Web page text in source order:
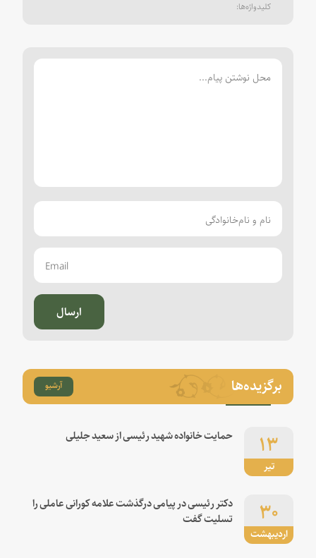
ارسال
برگزیده‌ها آرشیو
تیر
۱۳ حمایت خانواده شهید رئیسی از سعید جلیلی
اردیبهشت
۳۰
دکتر رئیسی در پیامی درگذشت علامه کورانی عاملی را
تسلیت گفت